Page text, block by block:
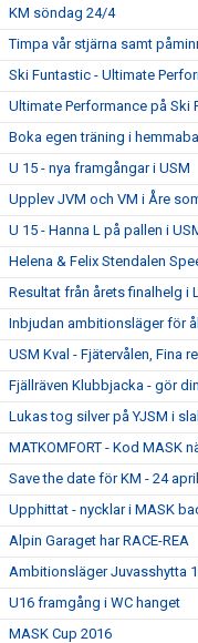
KM söndag 24/4
Timpa vår stjärna samt
Ski Funtastic - Ultimate
Ultimate Performance på Ski
Boka egen träning i
U 15 - nya framgångar i USM
Upplev JVM och VM i Åre
U 15 - Hanna L på pallen i
Helena & Felix Stendalen
Resultat från årets finalhelg i
Inbjudan ambitionsläger för
USM Kval - Fjätervålen, Fina
Fjällräven Klubbjacka - gör
Lukas tog silver på YJSM i
MATKOMFORT - Kod MASK
Save the date för KM - 24 april
Upphittat - nycklar i MASK
Alpin Garaget har RACE-REA
Ambitionsläger Juvasshytta
U16 framgång i WC hanget
MASK Cup 2016